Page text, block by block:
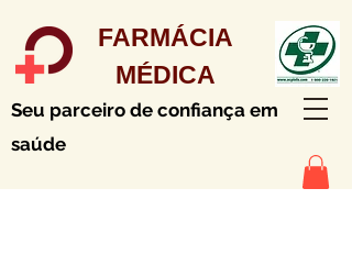
FARMÁCIA
MÉDICA
Seu parceiro de confiança em
saúde